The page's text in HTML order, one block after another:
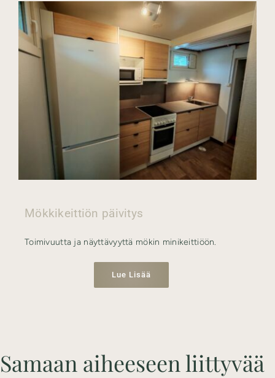
Mökkikeittiön päivitys
Toimivuutta ja näyttävyyttä mökin minikeittiöön.
Lue Lisää
Samaan aiheeseen liittyvää